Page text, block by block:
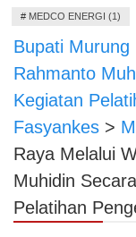
# MEDCO ENERGI (1)
Bupati Murung
Rahmanto
Kegiatan
Fasyankes >
Raya Melalui
Muhidin
Pelatihan